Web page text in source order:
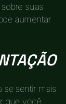
suas
aumentar
se sentir mais
que você